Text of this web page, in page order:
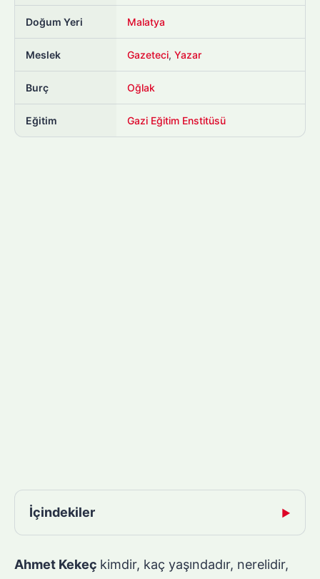
Doğum Yeri Malatya
Meslek Gazeteci, Yazar
Burç Oğlak
Eğitim Gazi Eğitim Enstitüsü
İçindekiler ▶
Ahmet Kekeç kimdir, kaç yaşındadır, nerelidir,